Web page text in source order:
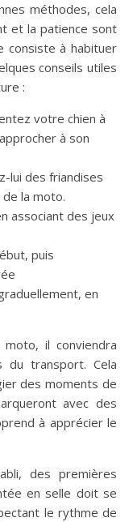
méthodes, cela
et la patience sont
consiste à habituer
conseils utiles
:
votre chien à
à son
lui des friandises
la moto.
associant des jeux
puis
en
il conviendra
transport. Cela
des moments de
avec des
à apprécier le
des premières
en selle doit se
le rythme de